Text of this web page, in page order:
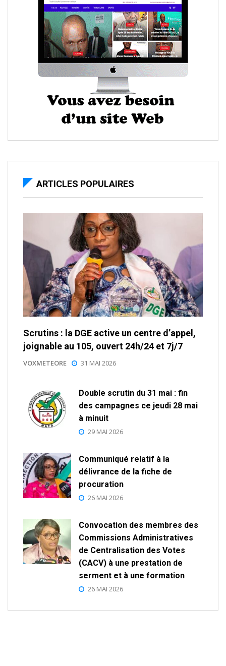
ARTICLES POPULAIRES
Scrutins : la DGE active un centre d’appel,
joignable au 105, ouvert 24h/24 et 7j/7
VOXMETEORE 31 MAI 2026
Double scrutin du 31 mai : fin
des campagnes ce jeudi 28 mai
à minuit
29 MAI 2026
Communiqué relatif à la
délivrance de la fiche de
procuration
26 MAI 2026
Convocation des membres des
Commissions Administratives
de Centralisation des Votes
(CACV) à une prestation de
serment et à une formation
26 MAI 2026